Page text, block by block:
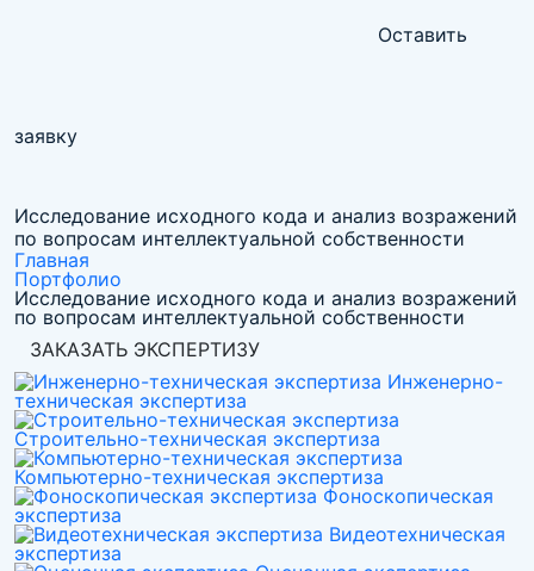
Оставить
заявку
Исследование исходного кода и анализ возражений
по вопросам интеллектуальной собственности
Главная
Портфолио
Исследование исходного кода и анализ возражений
по вопросам интеллектуальной собственности
ЗАКАЗАТЬ ЭКСПЕРТИЗУ
Инженерно-
техническая экспертиза
Строительно-техническая экспертиза
Компьютерно-техническая экспертиза
Фоноскопическая
экспертиза
Видеотехническая
экспертиза